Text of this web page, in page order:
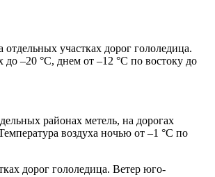
участках дорог гололедица.
–20 °С, днем от –12 °С по востоку до
районах метель, на дорогах
воздуха ночью от –1 °С по
дорог гололедица. Ветер юго-